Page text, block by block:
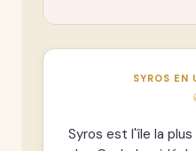
SYROS EN
Syros est l'île la